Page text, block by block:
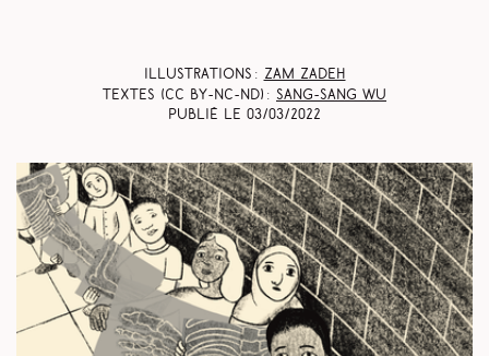
Illustrations :
Zam Zadeh
Textes (CC BY-NC-ND) : Sang-Sang Wu
Publié le 03/03/2022